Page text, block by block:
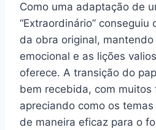
Como uma adaptação de
“Extraordinário” conseguiu
da obra original,
emocional e as lições
oferece. A transição do
bem recebida, com muitos
apreciando como os
de maneira eficaz para o